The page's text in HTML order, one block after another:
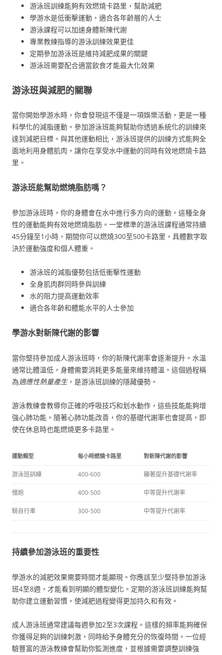
游泳班訓練能夠有效燃燒卡路里，幫助減肥
學游水是低衝擊運動，適合各年齡層的人士
游泳課程可以加速身體新陳代謝
專業教練指導的游泳訓練效果更佳
定期參加游泳班是維持減肥成果的關鍵
游泳班需要配合適當飲食才能最大化效果
游泳班與減肥的關聯
當你開始學游水時，你會發現這不僅是一項娛樂活動，更是一種
科學化的減脂運動。參加游泳班能夠幫助你透過系統化的訓練來
達到減肥目標。與其他運動相比，游泳班提供的訓練方式能夠全
面地利用身體肌肉，讓你在享受水中運動的同時有效地燃燒卡路
里。
游泳班能幫助燃燒脂肪嗎？
參加游泳班時，你的身體會在水中進行多方向的運動。這種全身
性的運動能夠有效地燃燒脂肪。一堂標準的游泳班課程通常持續
45分鐘至1小時，期間你可以燃燒300至500卡路里，具體數字取
決於運動強度和個人體重。
游泳班的減脂優勢包括低衝擊性運動
全身肌肉群同時參與訓練
水的阻力提高運動效率
適合各年齡和體能水平的人士參加
學游水對新陳代謝的影響
當你堅持參加成人游泳班時，你的新陳代謝率會逐漸提升。水溫
通常比體溫低，身體需要消耗更多能量來維持體溫。這個過程稱
為適應性熱量產生，是游泳班訓練的隱藏優勢。
游泳教練會教導你正確的呼吸技巧和划水動作，這些技能能夠增
強心肺功能。隨著心肺功能改善，你的基礎代謝率也會提高，即
使在休息時也能燃燒更多卡路里。
運動類型 每小時燃燒卡路里 對新陳代謝的影響
游泳班訓練 400-600 顯著提升基礎代謝率
慢跑 400-500 中等提升代謝率
騎自行車 300-500 中等提升代謝率
持續參加游泳班的重要性
學游水的減肥效果需要時間才能顯現。你應該至少堅持參加游泳
班4至8週，才能看到明顯的體型變化。定期的游泳班訓練能夠幫
助你建立運動習慣，使減肥過程變得更加持久和有效。
成人游泳班通常建議每週參加2至3次課程。這樣的頻率能夠確保
你獲得足夠的訓練刺激，同時給予身體充分的恢復時間。一位經
驗豐富的游泳教練會幫助你監測進度，並根據需要調整訓練強